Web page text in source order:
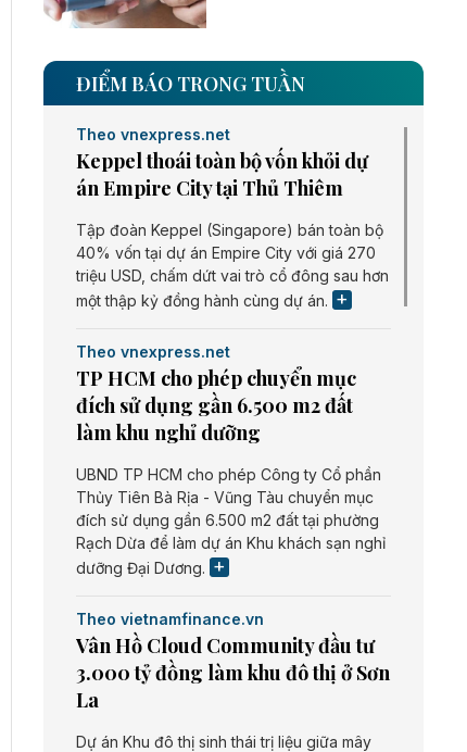
ĐIỂM BÁO TRONG TUẦN
Theo vnexpress.net
Keppel thoái toàn bộ vốn khỏi dự
án Empire City tại Thủ Thiêm
Tập đoàn Keppel (Singapore) bán toàn bộ
40% vốn tại dự án Empire City với giá 270
triệu USD, chấm dứt vai trò cổ đông sau hơn
một thập kỷ đồng hành cùng dự án.
Theo vnexpress.net
TP HCM cho phép chuyển mục
đích sử dụng gần 6.500 m2 đất
làm khu nghỉ dưỡng
UBND TP HCM cho phép Công ty Cổ phần
Thủy Tiên Bà Rịa - Vũng Tàu chuyển mục
đích sử dụng gần 6.500 m2 đất tại phường
Rạch Dừa để làm dự án Khu khách sạn nghỉ
dưỡng Đại Dương.
Theo vietnamfinance.vn
Vân Hồ Cloud Community đầu tư
3.000 tỷ đồng làm khu đô thị ở Sơn
La
Dự án Khu đô thị sinh thái trị liệu giữa mây